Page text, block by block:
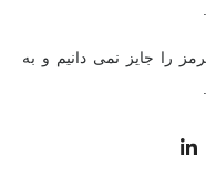
را جایز نمی دانیم و به